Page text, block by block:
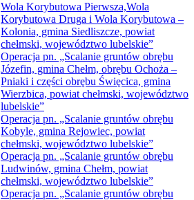
Wola Korybutowa Pierwsza,Wola
Korybutowa Druga i Wola Korybutowa –
Kolonia, gmina Siedliszcze, powiat
chełmski, województwo lubelskie”
Operacja pn. „Scalanie gruntów obrębu
Józefin, gmina Chełm, obrębu Ochoża –
Pniaki i części obrębu Święcica, gmina
Wierzbica, powiat chełmski, województwo
lubelskie”
Operacja pn. „Scalanie gruntów obrębu
Kobyle, gmina Rejowiec, powiat
chełmski, województwo lubelskie”
Operacja pn. „Scalanie gruntów obrębu
Ludwinów, gmina Chełm, powiat
chełmski, województwo lubelskie”
Operacja pn. „Scalanie gruntów obrębu